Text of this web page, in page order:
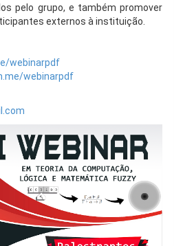
pelo grupo, e também promover
externos à instituição.
webinarpdf
webinarpdf